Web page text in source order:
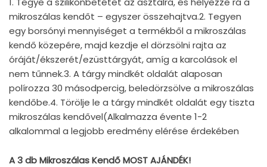
mikroszálas kendőt – egyszer összehajtva.2. Tegyen
egy borsónyi mennyiséget a termékből a mikroszálas
kendő közepére, majd kezdje el dörzsölni rajta az
óráját/ékszerét/ezüsttárgyát, amíg a karcolások el
nem tűnnek.3. A tárgy mindkét oldalát alaposan
polírozza 30 másodpercig, beledörzsölve a mikroszálas
kendőbe.4. Törölje le a tárgy mindkét oldalát egy tiszta
mikroszálas kendővel(Alkalmazza évente 1-2
alkalommal a legjobb eredmény elérése érdekében
A 3 db Mikroszálas Kendő MOST AJÁNDÉK!